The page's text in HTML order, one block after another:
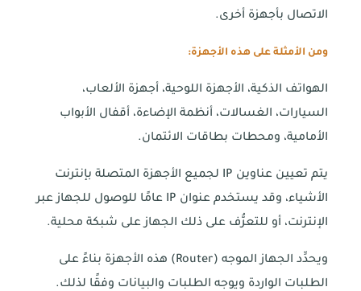
الاتصال بأجهزة أخرى.
ومن الأمثلة على هذه الأجهزة:
الهواتف الذكية، الأجهزة اللوحية، أجهزة الألعاب،
السيارات، الغسالات، أنظمة الإضاءة، أقفال الأبواب
الأمامية، ومحطات بطاقات الائتمان.
يتم تعيين عناوين IP لجميع الأجهزة المتصلة بإنترنت
الأشياء، وقد يستخدم عنوان IP عامًا للوصول للجهاز عبر
الإنترنت، أو للتعرُّف على ذلك الجهاز على شبكة محلية.
ويحدِّد الجهاز الموجه (Router) هذه الأجهزة بناءً على
الطلبات الواردة ويوجه الطلبات والبيانات وفقًا لذلك.